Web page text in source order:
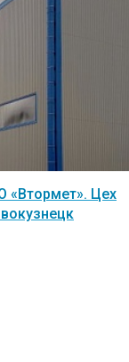
«Втормет». Цех